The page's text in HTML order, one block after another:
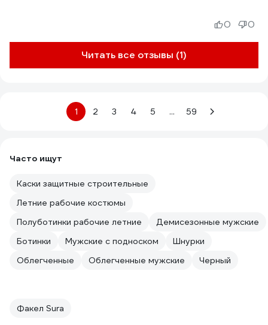
Читать все отзывы (1)
0 0
1 2 3 4 5 ... 59
Часто ищут
Каски защитные строительные
Летние рабочие костюмы
Полуботинки рабочие летние
Демисезонные мужские
Ботинки
Мужские с подноском
Шнурки
Облегченные
Облегченные мужские Черный
Факел Sura